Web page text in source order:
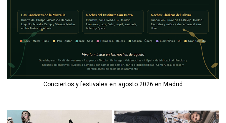
Conciertos y festivales en agosto 2026 en Madrid